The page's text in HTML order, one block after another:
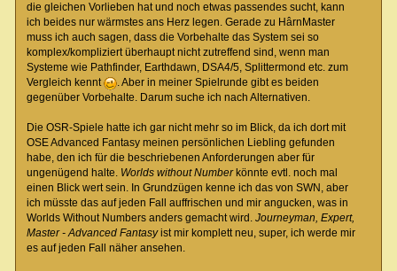
die gleichen Vorlieben hat und noch etwas passendes sucht, kann
ich beides nur wärmstes ans Herz legen. Gerade zu HârnMaster
muss ich auch sagen, dass die Vorbehalte das System sei so
komplex/kompliziert überhaupt nicht zutreffend sind, wenn man
Systeme wie Pathfinder, Earthdawn, DSA4/5, Splittermond etc. zum
Vergleich kennt
. Aber in meiner Spielrunde gibt es beiden
gegenüber Vorbehalte. Darum suche ich nach Alternativen.
Die OSR-Spiele hatte ich gar nicht mehr so im Blick, da ich dort mit
OSE Advanced Fantasy meinen persönlichen Liebling gefunden
habe, den ich für die beschriebenen Anforderungen aber für
ungenügend halte. Worlds without Numberkönnte evtl. noch mal
einen Blick wert sein. In Grundzügen kenne ich das von SWN, aber
ich müsste das auf jeden Fall auffrischen und mir angucken, was in
Worlds Without Numbers anders gemacht wird. Journeyman, Expert,
Master - Advanced Fantasyist mir komplett neu, super, ich werde mir
es auf jeden Fall näher ansehen.